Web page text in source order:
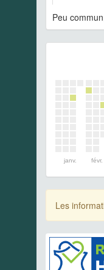
Peu
janv. févr.
Les